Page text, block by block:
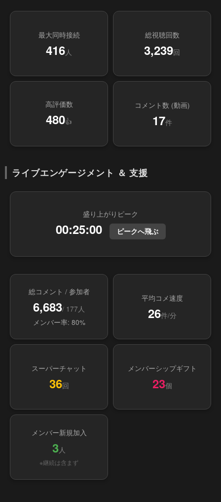
最大同時接続
416人
総視聴回数
3,239回
高評価数
480👍
コメント数 (動画)
17件
ライブエンゲージメント ＆ 支援
盛り上がりピーク
00:25:00 ピークへ飛ぶ
総コメント / 参加者
6,683/ 177人
メンバー率: 80%
平均コメ速度
26件/分
スーパーチャット
36回
メンバーシップギフト
23個
メンバー新規加入
3人
※継続は含まず